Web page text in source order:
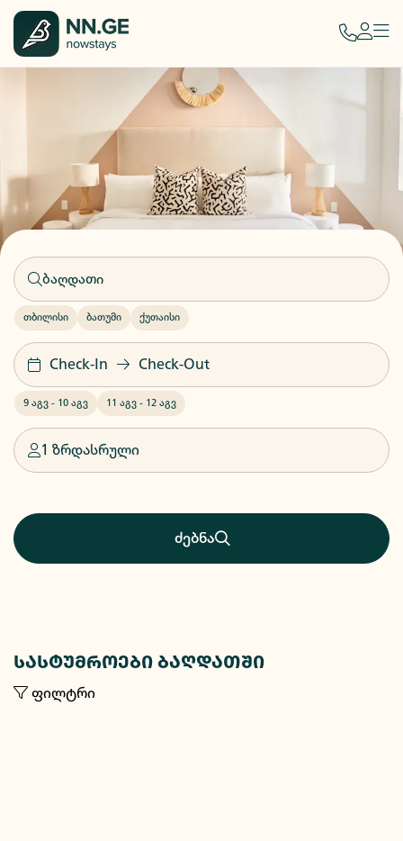
თბილისი ბათუმი ქუთაისი
Check-In Check-Out
9 აგვ - 10 აგვ 11 აგვ - 12 აგვ
1 ზრდასრული
ძებნა
სასტუმროები ბაღდათში
ფილტრი